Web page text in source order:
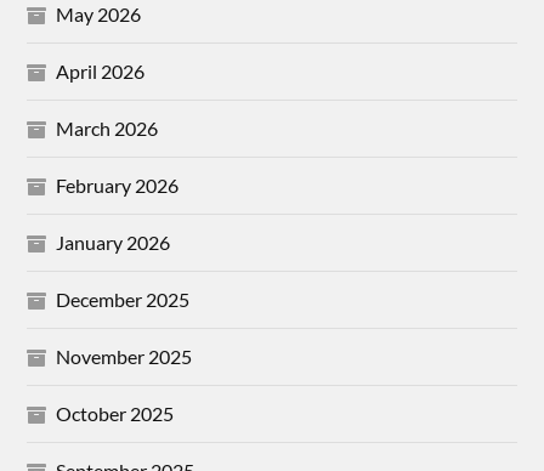
May 2026
April 2026
March 2026
February 2026
January 2026
December 2025
November 2025
October 2025